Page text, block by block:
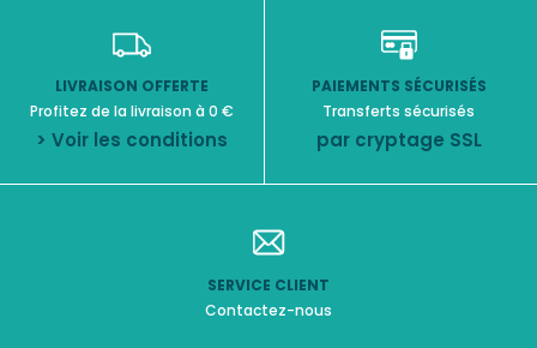
LIVRAISON OFFERTE
Profitez de la livraison à 0 €
> Voir les conditions
PAIEMENTS SÉCURISÉS
Transferts sécurisés
par cryptage SSL
SERVICE CLIENT
Contactez-nous